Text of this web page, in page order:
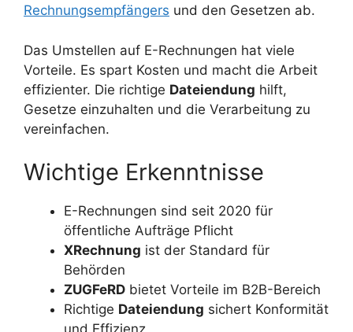
Rechnungsempfängers und den Gesetzen ab.
Das Umstellen auf E-Rechnungen hat viele
Vorteile. Es spart Kosten und macht die Arbeit
effizienter. Die richtige Dateiendung hilft,
Gesetze einzuhalten und die Verarbeitung zu
vereinfachen.
Wichtige Erkenntnisse
E-Rechnungen sind seit 2020 für
öffentliche Aufträge Pflicht
XRechnung ist der Standard für
Behörden
ZUGFeRD bietet Vorteile im B2B-Bereich
Richtige Dateiendung sichert Konformität